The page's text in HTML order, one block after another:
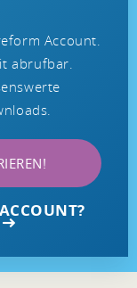
Account.
abrufbar.